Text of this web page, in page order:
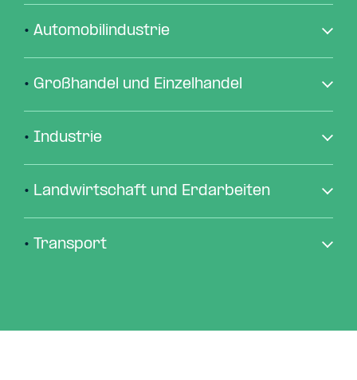
• Automobilindustrie
• Großhandel und Einzelhandel
• Industrie
• Landwirtschaft und Erdarbeiten
• Transport